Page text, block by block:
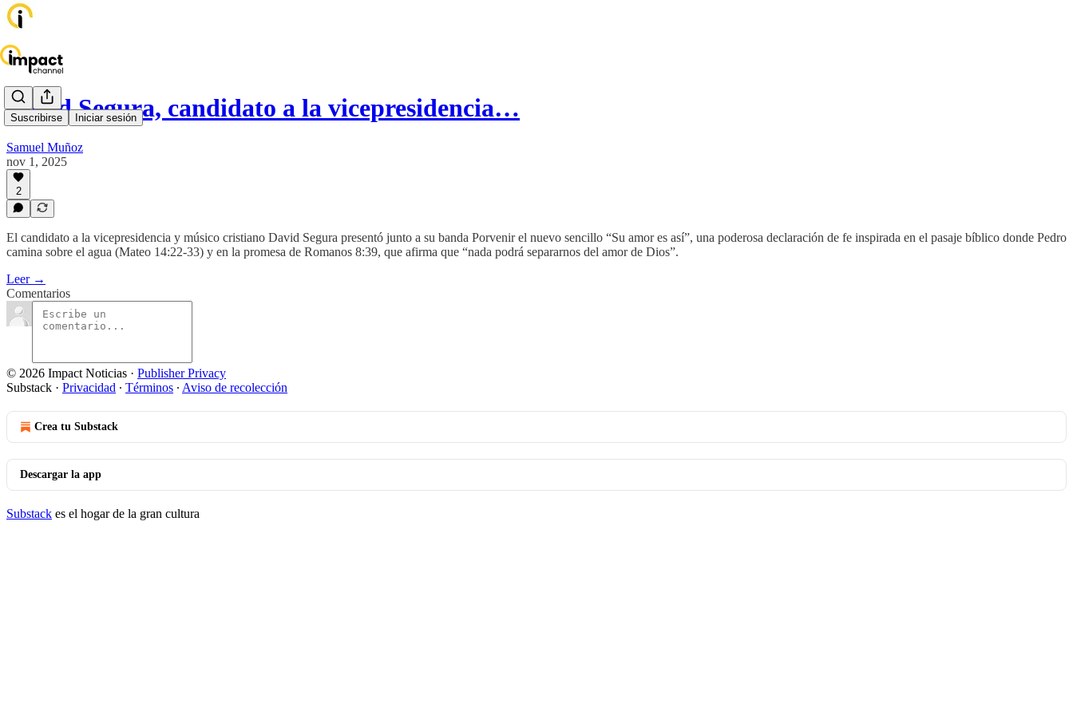
Suscribirse Iniciar sesión
David Segura, candidato a la vicepresidencia…
Samuel Muñoz
nov 1, 2025
2
El candidato a la vicepresidencia y músico cristiano David Segura presentó junto a su banda Porvenir el nuevo sencillo “Su amor es así”, una poderosa declaración de fe inspirada en el pasaje bíblico donde Pedro
camina sobre el agua (Mateo 14:22-33) y en la promesa de Romanos 8:39, que afirma que “nada podrá separarnos del amor de Dios”.
Leer →
Comentarios
© 2026 Impact Noticias · Publisher Privacy
Substack · Privacidad ∙ Términos ∙ Aviso de recolección
Crea tu Substack
Descargar la app
Substack es el hogar de la gran cultura